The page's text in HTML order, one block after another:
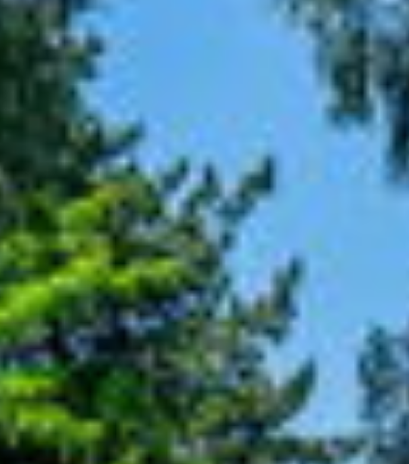
Blog
De Amsterdamse woningmarkt
Redactie Makelaars van
Amsterdam
Maak een afspraak
Makelaars van Amsterdam
amsterdam@makelaarsvan.nl
+31 (0)20 333 11 10
English?